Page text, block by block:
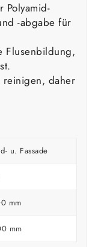
Polyamid-
-abgabe für
Flusenbildung,
reinigen, daher
u. Fassade
mm
mm